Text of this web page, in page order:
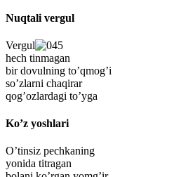
Nuqtali vergul
Vergul
hech tinmagan
bir dovulning to’qmog’i
so’zlarni chaqirar
qog’ozlardagi to’yga
Ko’z yoshlari
O’tinsiz pechkaning
yonida titragan